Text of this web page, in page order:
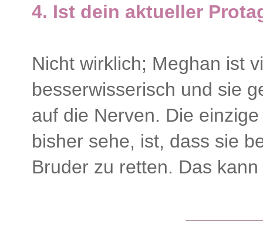
4. Ist dein aktueller
Nicht wirklich; Meghan ist
besserwisserisch und sie
auf die Nerven. Die
bisher sehe, ist, dass sie
Bruder zu retten. Das